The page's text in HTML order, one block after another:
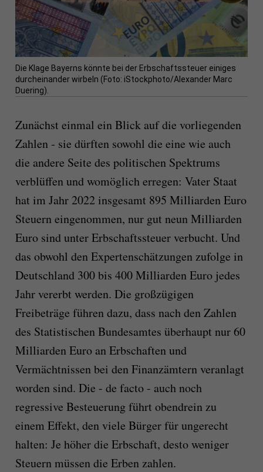
Die Klage Bayerns könnte bei der Erbschaftssteuer einiges
durcheinander wirbeln (Foto: iStockphoto/Alexander Marc
Duering).
Zunächst einmal ein Blick auf die vorliegenden
Zahlen - sie dürften sowohl die eine wie auch
die andere Seite des politischen Spektrums
verblüffen und womöglich erregen: Vater Staat
hat im Jahr 2022 insgesamt 895 Milliarden Euro
Steuern eingenommen, nur gut neun Milliarden
Euro sind unter Erbschaftssteuer verbucht. Und
das obwohl den Expertenschätzungen zufolge in
Deutschland 300 bis 400 Milliarden Euro jedes
Jahr vererbt werden. Die großzügigen
Freibeträge führen dazu, dass nach den Zahlen
des Statistischen Bundesamtes überhaupt nur 60
Milliarden Euro an Erbschaften und
Vermächtnissen bei den Finanzämtern veranlagt
worden sind. Die - de facto - auch noch
regressive Besteuerung führt obendrein zu
einem Effekt, den viele Bürger für ungerecht
halten: Je höher die Erbschaft, desto weniger
Steuern müssen die Erben zahlen.